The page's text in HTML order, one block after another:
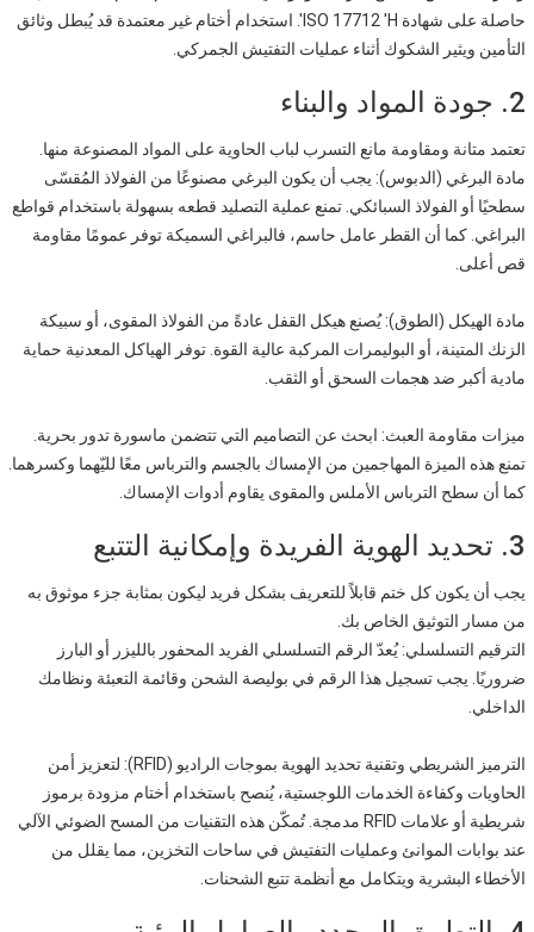
حاصلة على شهادة ISO 17712 'H'. استخدام أختام غير معتمدة قد يُبطل وثائق
التأمين ويثير الشكوك أثناء عمليات التفتيش الجمركي.
2. جودة المواد والبناء
تعتمد متانة ومقاومة مانع التسرب لباب الحاوية على المواد المصنوعة منها.
مادة البرغي (الدبوس): يجب أن يكون البرغي مصنوعًا من الفولاذ المُقسّى
سطحيًا أو الفولاذ السبائكي. تمنع عملية التصليد قطعه بسهولة باستخدام قواطع
البراغي. كما أن القطر عامل حاسم، فالبراغي السميكة توفر عمومًا مقاومة
قص أعلى.
مادة الهيكل (الطوق): يُصنع هيكل القفل عادةً من الفولاذ المقوى، أو سبيكة
الزنك المتينة، أو البوليمرات المركبة عالية القوة. توفر الهياكل المعدنية حماية
مادية أكبر ضد هجمات السحق أو الثقب.
ميزات مقاومة العبث: ابحث عن التصاميم التي تتضمن ماسورة تدور بحرية.
تمنع هذه الميزة المهاجمين من الإمساك بالجسم والترباس معًا لليّهما وكسرهما.
كما أن سطح الترباس الأملس والمقوى يقاوم أدوات الإمساك.
3. تحديد الهوية الفريدة وإمكانية التتبع
يجب أن يكون كل ختم قابلاً للتعريف بشكل فريد ليكون بمثابة جزء موثوق به
من مسار التوثيق الخاص بك.
الترقيم التسلسلي: يُعدّ الرقم التسلسلي الفريد المحفور بالليزر أو البارز
ضروريًا. يجب تسجيل هذا الرقم في بوليصة الشحن وقائمة التعبئة ونظامك
الداخلي.
الترميز الشريطي وتقنية تحديد الهوية بموجات الراديو (RFID): لتعزيز أمن
الحاويات وكفاءة الخدمات اللوجستية، يُنصح باستخدام أختام مزودة برموز
شريطية أو علامات RFID مدمجة. تُمكّن هذه التقنيات من المسح الضوئي الآلي
عند بوابات الموانئ وعمليات التفتيش في ساحات التخزين، مما يقلل من
الأخطاء البشرية ويتكامل مع أنظمة تتبع الشحنات.